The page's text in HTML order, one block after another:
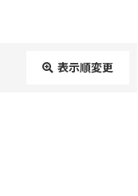
表示順変更